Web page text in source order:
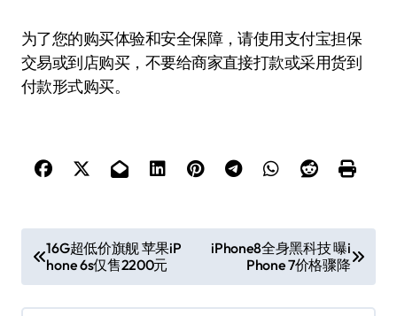
为了您的购买体验和安全保障，请使用支付宝担保
交易或到店购买，不要给商家直接打款或采用货到
付款形式购买。
章
导
16G超低价旗舰 苹果iP
hone 6s仅售2200元
iPhone8全身黑科技 曝i
Phone 7价格骤降